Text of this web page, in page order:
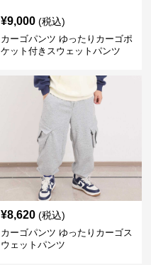
¥9,000 (税込)
カーゴパンツ ゆったりカーゴポ
ケット付きスウェットパンツ
¥8,620 (税込)
カーゴパンツ ゆったりカーゴス
ウェットパンツ